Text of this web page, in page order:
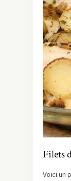
Filets
Voici un